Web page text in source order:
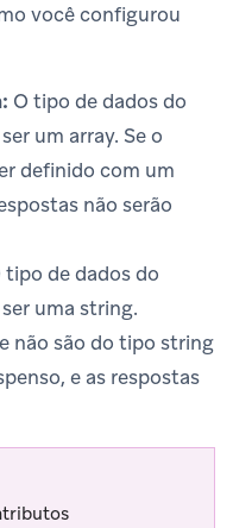
você configurou
O tipo de dados do
um array. Se o
definido com um
não serão
tipo de dados do
uma string.
não são do tipo string
e as respostas